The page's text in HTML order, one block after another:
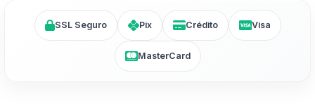
SSL Seguro Pix Crédito Visa
MasterCard